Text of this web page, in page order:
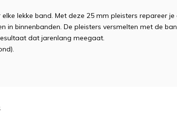
lekke band. Met deze 25 mm pleisters repareer je
in binnenbanden. De pleisters versmelten met de
dat jarenlang meegaat.